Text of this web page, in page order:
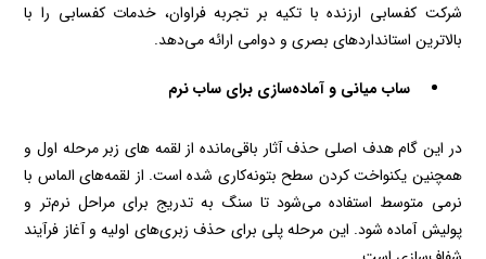
شرکت کفسابی ارزنده با تکیه بر تجربه فراوان، خدمات کفسابی را با
بالاترین استانداردهای بصری و دوامی ارائه می‌دهد.
ساب میانی و آماده‌سازی برای ساب نرم
در این گام هدف اصلی حذف آثار باقی‌مانده از لقمه‌ های زبر مرحله اول و
همچنین یکنواخت کردن سطح بتونه‌کاری شده است. از لقمه‌های الماس با
نرمی متوسط استفاده می‌شود تا سنگ به تدریج برای مراحل نرم‌تر و
پولیش آماده شود. این مرحله پلی برای حذف زبری‌های اولیه و آغاز فرآیند